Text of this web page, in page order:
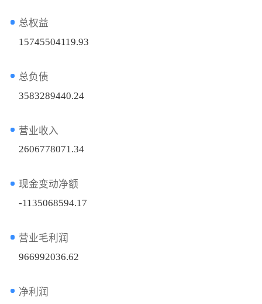
总权益
15745504119.93
总负债
3583289440.24
营业收入
2606778071.34
现金变动净额
-1135068594.17
营业毛利润
966992036.62
净利润